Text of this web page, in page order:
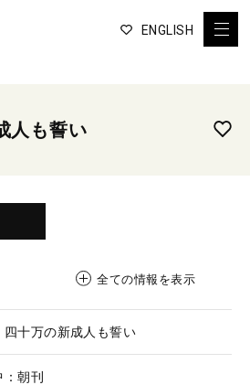
ENGLISH
人も誓い
全ての情報を表示
四十万の新成人も誓い
：朝刊